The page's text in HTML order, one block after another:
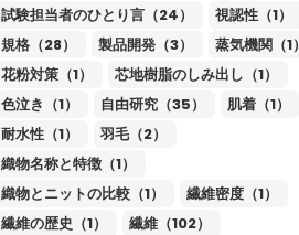
試験担当者のひとり言（24）
視認性（1）
規格（28）
製品開発（3）
蒸気機関（1）
花粉対策（1）
芯地樹脂のしみ出し（1）
色泣き（1）
自由研究（35）
肌着（1）
耐水性（1）
羽毛（2）
織物名称と特徴（1）
織物とニットの比較（1）
繊維密度（1）
繊維の歴史（1）
繊維（102）